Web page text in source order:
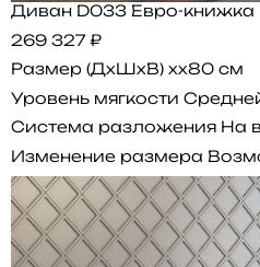
Диван D033 Евро-книжка
269 327 ₽
Размер (ДхШхВ) xx80 см
Уровень мягкости
Система разложения На
Изменение размера